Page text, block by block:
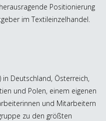
Positionierung
im Textileinzelhandel.
in Deutschland, Österreich,
und Polen, einem eigenen
und Mitarbeitern
zu den größten